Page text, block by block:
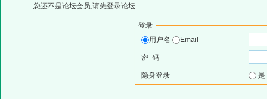
您还不是论坛会员,请先登录论坛
登录
用户名
Email
密 码
隐身登录